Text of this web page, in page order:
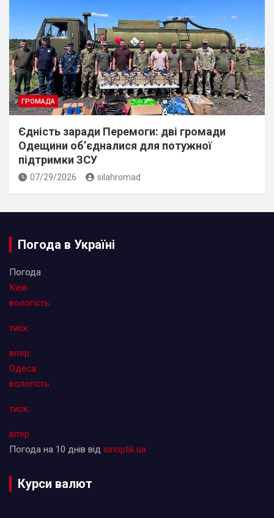
ГРОМАДА
Єдність заради Перемоги: дві громади
Одещини об’єдналися для потужної
підтримки ЗСУ
07/29/2026 silahromad
Погода в Україні
Погода
Київ
вологість:
тиск:
вітер:
Одеса
вологість:
тиск:
вітер:
Погода на 10 днів від sinoptik.ua
Курси валют